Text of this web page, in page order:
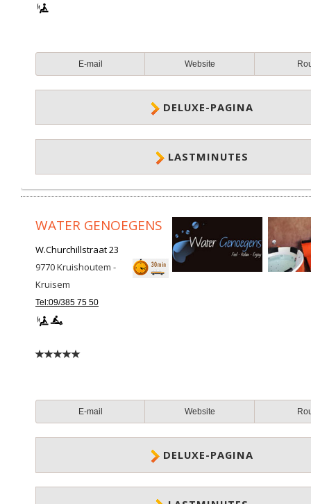
E-mail Website
DELUXE-PAGINA
LASTMINUTES
WATER GENOEGENS
W.Churchillstraat 23
9770Kruishoutem -
Kruisem
Tel:09/385 75 50
E-mail Website
DELUXE-PAGINA